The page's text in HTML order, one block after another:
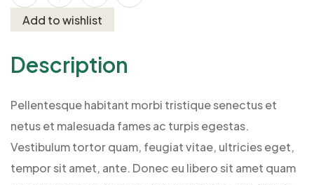
Add to wishlist
Description
Pellentesque habitant morbi tristique senectus et
netus et malesuada fames ac turpis egestas.
Vestibulum tortor quam, feugiat vitae, ultricies eget,
tempor sit amet, ante. Donec eu libero sit amet quam